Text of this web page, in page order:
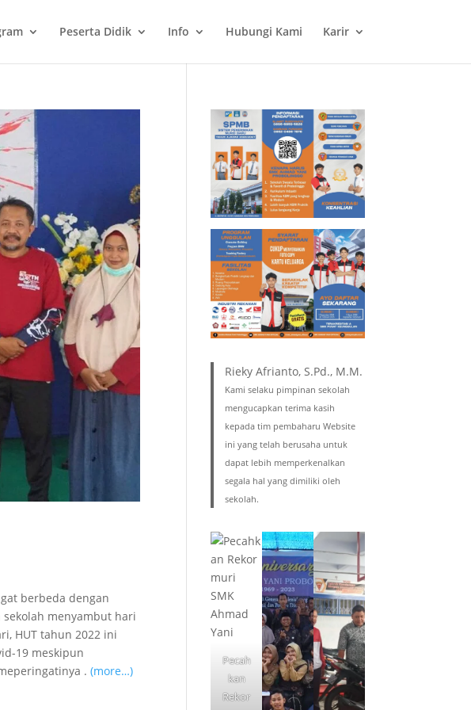
Peserta Didik Info Hubungi Kami Karir
berbeda dengan
menyambut hari
HUT tahun 2022 ini
19 meskipun
.(more…)
Rieky Afrianto, S.Pd., M.M.
Kami selaku pimpinan sekolah
mengucapkan terima kasih
kepada tim pembaharu Website
ini yang telah berusaha untuk
dapat lebih memperkenalkan
segala hal yang dimiliki oleh
sekolah.
Pecah
kan
Rekor